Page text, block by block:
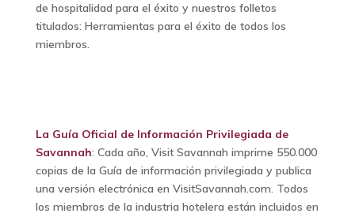
de hospitalidad para el éxito y nuestros folletos
titulados: Herramientas para el éxito de todos los
miembros.
La Guía Oficial de Información Privilegiada de
Savannah: Cada año, Visit Savannah imprime 550.000
copias de la Guía de información privilegiada y publica
una versión electrónica en VisitSavannah.com. Todos
los miembros de la industria hotelera están incluidos en